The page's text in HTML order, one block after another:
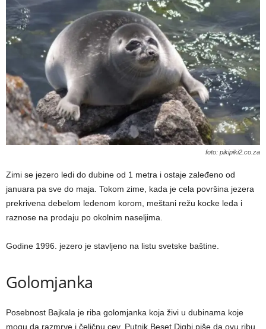
foto: pikipiki2.co.za
Zimi se jezero ledi do dubine od 1 metra i ostaje zaleđeno od
januara pa sve do maja. Tokom zime, kada je cela površina jezera
prekrivena debelom ledenom korom, meštani režu kocke leda i
raznose na prodaju po okolnim naseljima.
Godine 1996. jezero je stavljeno na listu svetske baštine.
Golomjanka
Posebnost Bajkala je riba golomjanka koja živi u dubinama koje
mogu da razmrve i čeličnu cev. Putnik Beset Digbi piše da ovu ribu